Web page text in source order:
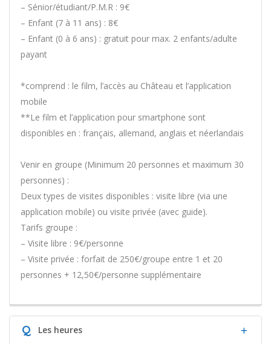
– Sénior/étudiant/P.M.R : 9€
– Enfant (7 à 11 ans) : 8€
– Enfant (0 à 6 ans) : gratuit pour max. 2 enfants/adulte
payant
*comprend : le film, l’accès au Château et l’application
mobile
**Le film et l’application pour smartphone sont
disponibles en : français, allemand, anglais et néerlandais
Venir en groupe (Minimum 20 personnes et maximum 30
personnes) :
Deux types de visites disponibles : visite libre (via une
application mobile) ou visite privée (avec guide).
Tarifs groupe :
– Visite libre : 9€/personne
– Visite privée : forfait de 250€/groupe entre 1 et 20
personnes + 12,50€/personne supplémentaire
Q Les heures